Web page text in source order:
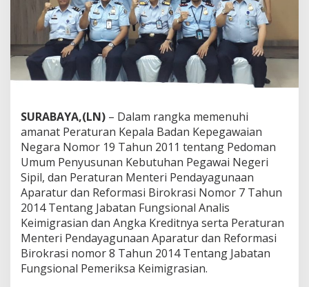
a
n
A
K
2
0
,
Z
a
k
a
r
i
a
:
n
i
T
SURABAYA,(LN) – Dalam rangka memenuhi
amanat Peraturan Kepala Badan Kepegawaian
Negara Nomor 19 Tahun 2011 tentang Pedoman
Umum Penyusunan Kebutuhan Pegawai Negeri
Sipil, dan Peraturan Menteri Pendayagunaan
Aparatur dan Reformasi Birokrasi Nomor 7 Tahun
2014 Tentang Jabatan Fungsional Analis
Keimigrasian dan Angka Kreditnya serta Peraturan
Menteri Pendayagunaan Aparatur dan Reformasi
Birokrasi nomor 8 Tahun 2014 Tentang Jabatan
Fungsional Pemeriksa Keimigrasian.